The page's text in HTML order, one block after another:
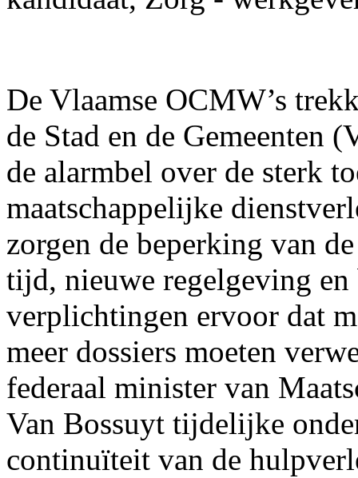
De Vlaamse OCMW’s
de Stad en de Gemeenten
de alarmbel over de sterk
maatschappelijke
zorgen de beperking van
tijd, nieuwe regelgeving
verplichtingen ervoor dat
meer dossiers moeten
federaal minister van
Van Bossuyt tijdelijke
continuïteit van de